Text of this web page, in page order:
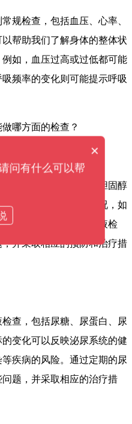
规检查，包括血压、心率、
帮助我们了解身体的整体状
如，血压过高或过低都可能
频率的变化则可能提示呼吸
，包括血糖、血脂、胆固醇
以反映身体的代谢状况，如
风险。通过定期的血液检
并采取相应的预防和治疗措
查，包括尿糖、尿蛋白、尿
变化可以反映泌尿系统的健
疾病的风险。通过定期的尿
题，并采取相应的治疗措
×
问有什么可以帮